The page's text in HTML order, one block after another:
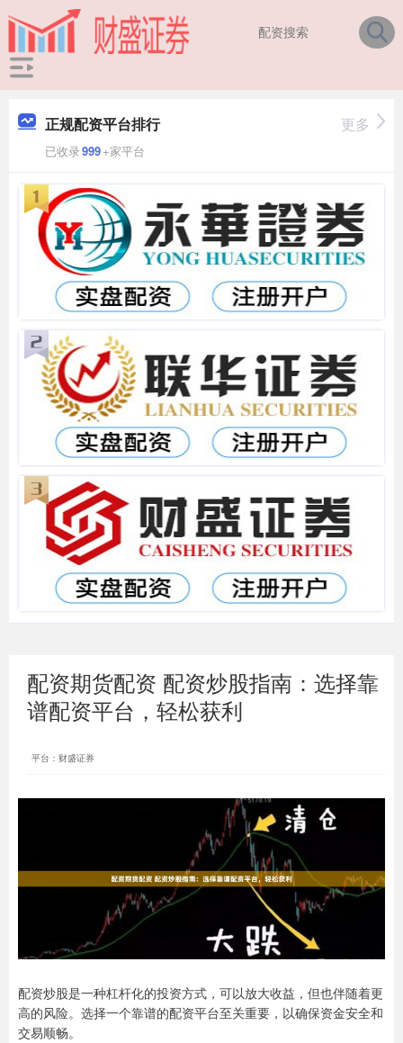
正规配资平台排行
已收录999+家平台
更多
配资期货配资 配资炒股指南：选择靠
谱配资平台，轻松获利
平台：财盛证券
配资炒股是一种杠杆化的投资方式，可以放大收益，但也伴随着更
高的风险。选择一个靠谱的配资平台至关重要，以确保资金安全和
交易顺畅。